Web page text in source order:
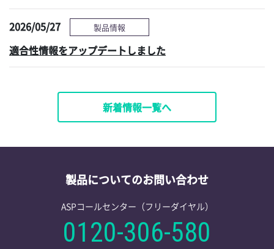
2026/05/27 製品情報
適合性情報をアップデートしました
新着情報一覧へ
製品についてのお問い合わせ
ASPコールセンター（フリーダイヤル）
0120-306-580